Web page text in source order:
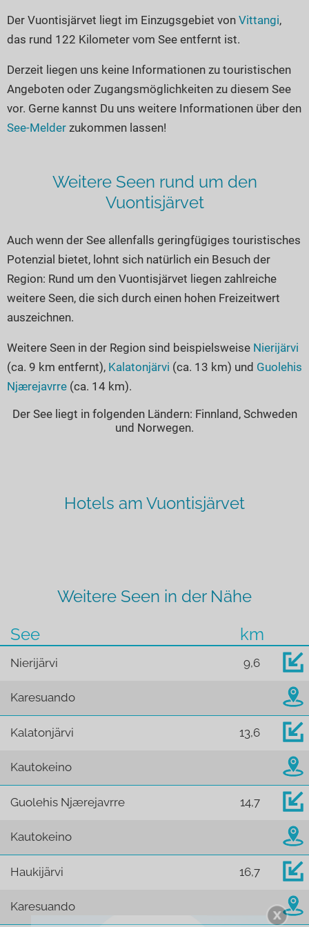
Österreich
Frankreich
Niederlande
Schweden
alle Länder…
Der Vuontisjärvet liegt im Einzugsgebiet von Vittangi,
das rund 122 Kilometer vom See entfernt ist.
Derzeit liegen uns keine Informationen zu touristischen
Angeboten oder Zugangsmöglichkeiten zu diesem See
vor. Gerne kannst Du uns weitere Informationen über den
See-Melder zukommen lassen!
Weitere Seen rund um den
Vuontisjärvet
Auch wenn der See allenfalls geringfügiges touristisches
Potenzial bietet, lohnt sich natürlich ein Besuch der
Region: Rund um den Vuontisjärvet liegen zahlreiche
weitere Seen, die sich durch einen hohen Freizeitwert
auszeichnen.
Weitere Seen in der Region sind beispielsweise Nierijärvi
(ca. 9 km entfernt), Kalatonjärvi (ca. 13 km) und Guolehis
Njærejavrre (ca. 14 km).
Der See liegt in folgenden Ländern: Finnland, Schweden
und Norwegen.
Hotels am Vuontisjärvet
Weitere Seen in der Nähe
See
km
Nierijärvi 9,6
Karesuando
Kalatonjärvi 13,6
Kautokeino
Guolehis Njærejavrre 14,7
Kautokeino
Haukijärvi 16,7
Karesuando